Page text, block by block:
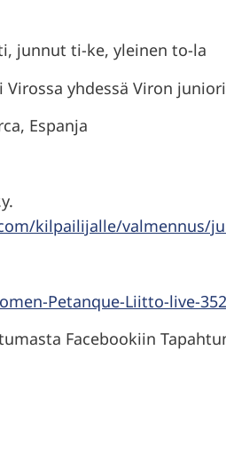
junnut ti-ke, yleinen to-la
yhdessä Viron
Espanja
kilpailijalle/valmennus/
Petanque-Liitto-live-
Facebookiin